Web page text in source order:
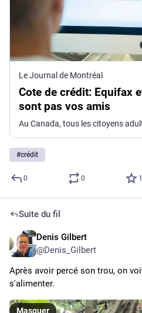
Le Journal de Montréal
Cote de crédit: Equifax
sont pas vos amis
#crédit
0 0 1
Suite du fil
Denis Gilbert
@Denis_Gilbert
Après avoir percé son trou, on
s'alimenter.
Masquer